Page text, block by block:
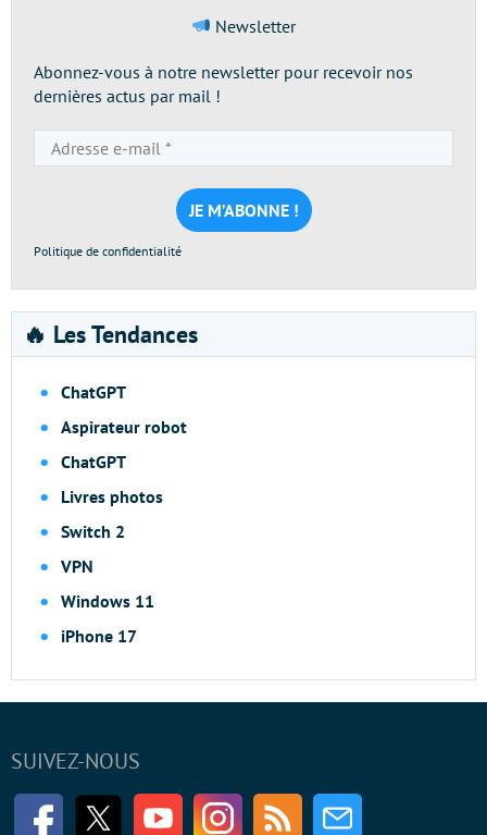
Newsletter
Abonnez-vous à notre newsletter pour recevoir nos
dernières actus par mail !
e-
mail
*
Politique de confidentialité
🔥 Les Tendances
ChatGPT
Aspirateur robot
ChatGPT
Livres photos
Switch 2
VPN
Windows 11
iPhone 17
SUIVEZ-NOUS
FacebookTwitter Youtube InstagramRSS Newsletter